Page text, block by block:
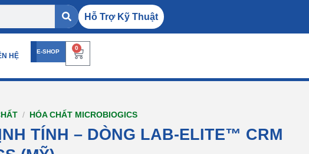
Hỗ Trợ Kỹ Thuật
HỆ E-SHOP
0
/ HÓA CHẤT MICROBIOGICS
TÍNH – DÒNG LAB-ELITE™ CRM